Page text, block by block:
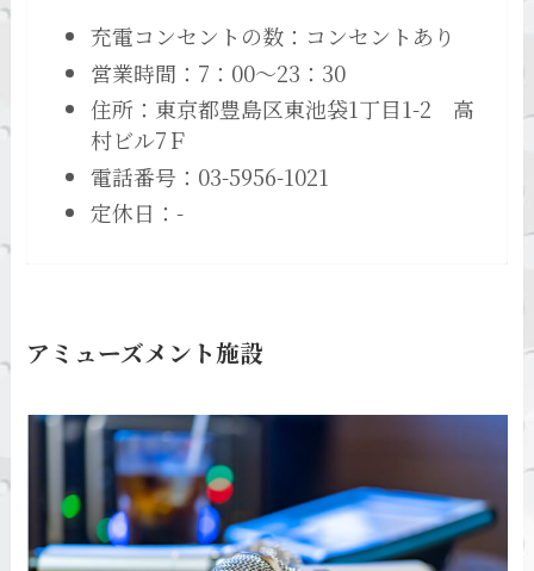
充電コンセントの数：コンセントあり
営業時間：7：00～23：30
住所：東京都豊島区東池袋1丁目1-2 高
村ビル7Ｆ
電話番号：03-5956-1021
定休日：-
アミューズメント施設